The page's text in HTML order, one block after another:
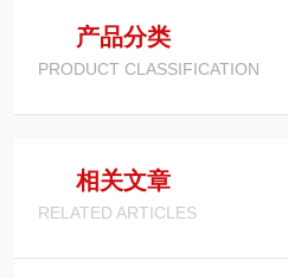
通过/失败比较器用于快速排序/装箱
产品分类
PRODUCT CLASSIFICATION
相关文章
RELATED ARTICLES